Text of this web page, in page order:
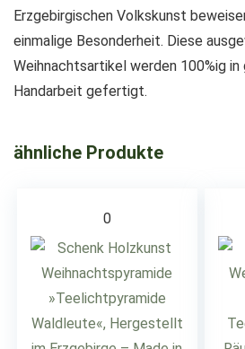
Erzgebirgischen Volkskunst
einmalige Besonderheit. Diese
Weihnachtsartikel werden 100%ig
Handarbeit gefertigt.
ähnliche Produkte
0